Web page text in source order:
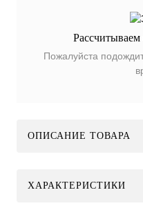
Рассчитываем
Пожалуйста
ОПИСАНИЕ ТОВАРА
ХАРАКТЕРИСТИКИ